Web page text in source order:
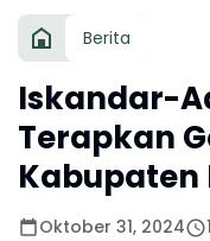
Berita
Iskandar-
Terapkan
Kabupaten
Oktober 31, 2024